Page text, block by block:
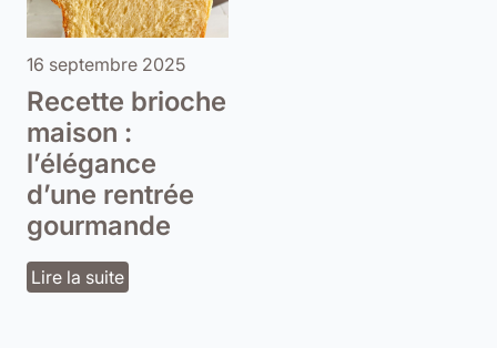
16 septembre 2025
Recette brioche
maison :
l’élégance
d’une rentrée
gourmande
Lire la suite